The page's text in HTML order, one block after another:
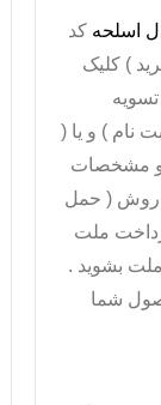
اسلحه کد
) کليک
نام ) و يا (
و مشخصات
روش ( حمل
ملت
ملت بشويد .
شما